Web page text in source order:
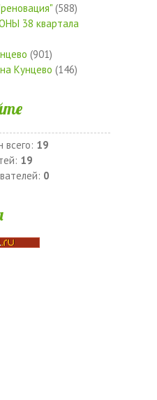
(588)
38 квартала
(901)
Кунцево (146)
всего: 19
19
0